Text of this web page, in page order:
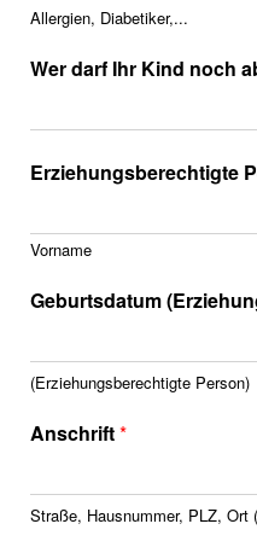
Allergien, Diabetiker,...
Wer darf Ihr Kind noch
Erziehungsberechtigte
Vorname
Geburtsdatum
(Erziehungsberechtigte Person)
Anschrift*
Straße, Hausnummer, PLZ, Ort